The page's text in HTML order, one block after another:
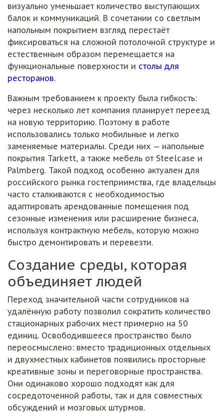
визуально уменьшает количество выступающих
балок и коммуникаций. В сочетании со светлым
напольным покрытием взгляд перестаёт
фиксироваться на сложной потолочной структуре и
естественным образом перемещается на
функциональные поверхности и столы для
ресторанов.
Важным требованием к проекту была гибкость:
через несколько лет компания планирует переезд
на новую территорию. Поэтому в работе
использовались только мобильные и легко
заменяемые материалы. Среди них — напольные
покрытия Tarkett, а также мебель от Steelcase и
Palmberg. Такой подход особенно актуален для
российского рынка гостеприимства, где владельцы
часто сталкиваются с необходимостью
адаптировать арендованные помещения под
сезонные изменения или расширение бизнеса,
используя контрактную мебель, которую можно
быстро демонтировать и перевезти.
Создание среды, которая
объединяет людей
Переход значительной части сотрудников на
удалённую работу позволил сократить количество
стационарных рабочих мест примерно на 50
единиц. Освободившееся пространство было
переосмыслено: вместо традиционных отдельных
и двухместных кабинетов появились просторные
креативные зоны и переговорные пространства.
Они одинаково хорошо подходят как для
сосредоточенной работы, так и для совместных
обсуждений и мозговых штурмов.